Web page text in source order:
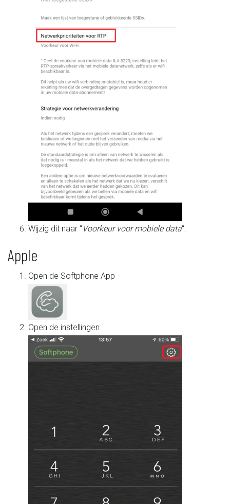
Wijzig dit naar “Voorkeur voor mobiele data“.
Apple
Open de Softphone App
Open de instellingen